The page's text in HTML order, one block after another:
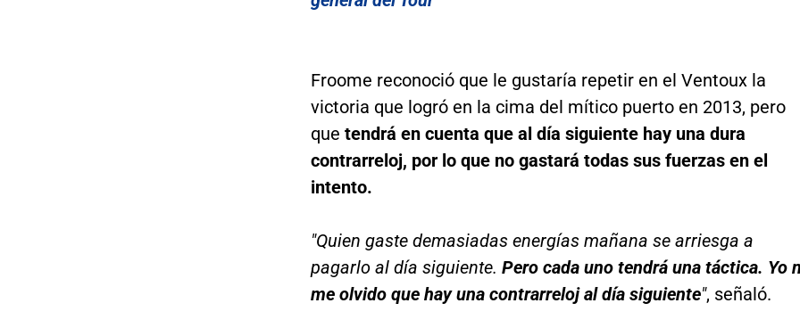
Froome reconoció que le gustaría repetir en el Ventoux la
victoria que logró en la cima del mítico puerto en 2013, pero
que tendrá en cuenta que al día siguiente hay una dura
contrarreloj, por lo que no gastará todas sus fuerzas en el
intento.
"Quien gaste demasiadas energías mañana se arriesga a
pagarlo al día siguiente. Pero cada uno tendrá una táctica. Yo
me olvido que hay una contrarreloj al día siguiente", señaló.